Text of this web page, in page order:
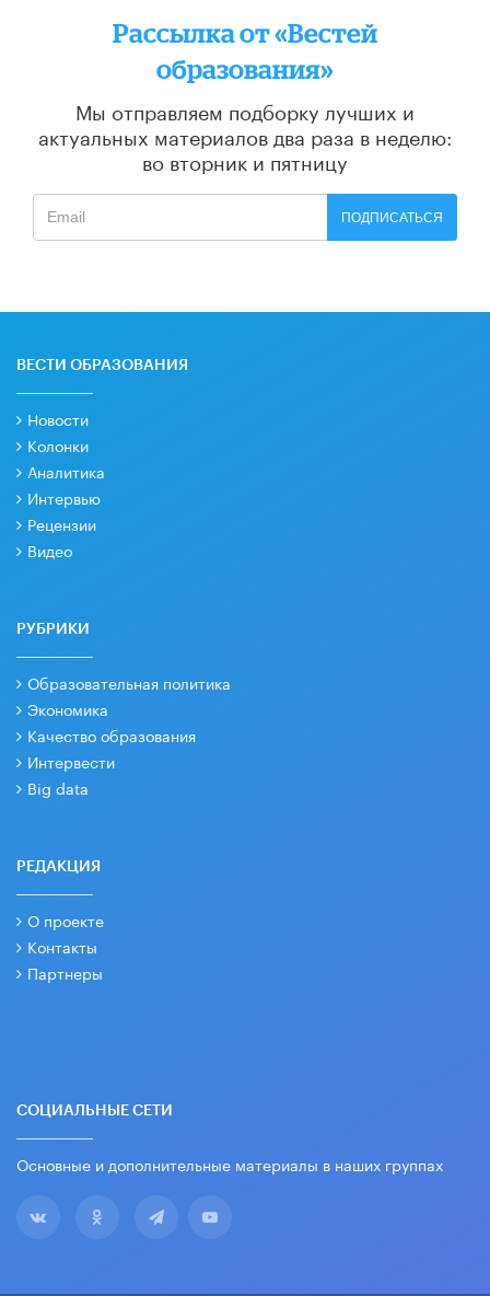
Рассылка от «Вестей
образования»
Мы отправляем подборку лучших и
актуальных материалов два раза в неделю:
во вторник и пятницу
ПОДПИСАТЬСЯ
ВЕСТИ ОБРАЗОВАНИЯ
Новости
Колонки
Аналитика
Интервью
Рецензии
Видео
РУБРИКИ
Образовательная политика
Экономика
Качество образования
Интервести
Big data
РЕДАКЦИЯ
О проекте
Контакты
Партнеры
СОЦИАЛЬНЫЕ СЕТИ
Основные и дополнительные материалы в наших группах